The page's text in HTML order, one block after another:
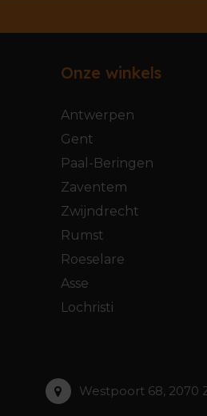
Onze winkels
Antwerpen
Gent
Paal-Beringen
Zaventem
Zwijndrecht
Rumst
Roeselare
Asse
Lochristi
Westpoort 68, 2070